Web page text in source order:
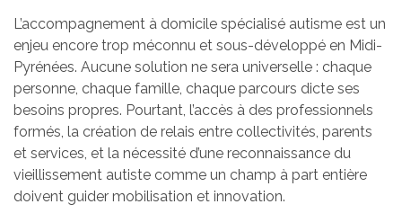
L’accompagnement à domicile spécialisé autisme est un
enjeu encore trop méconnu et sous-développé en Midi-
Pyrénées. Aucune solution ne sera universelle : chaque
personne, chaque famille, chaque parcours dicte ses
besoins propres. Pourtant, l’accès à des professionnels
formés, la création de relais entre collectivités, parents
et services, et la nécessité d’une reconnaissance du
vieillissement autiste comme un champ à part entière
doivent guider mobilisation et innovation.